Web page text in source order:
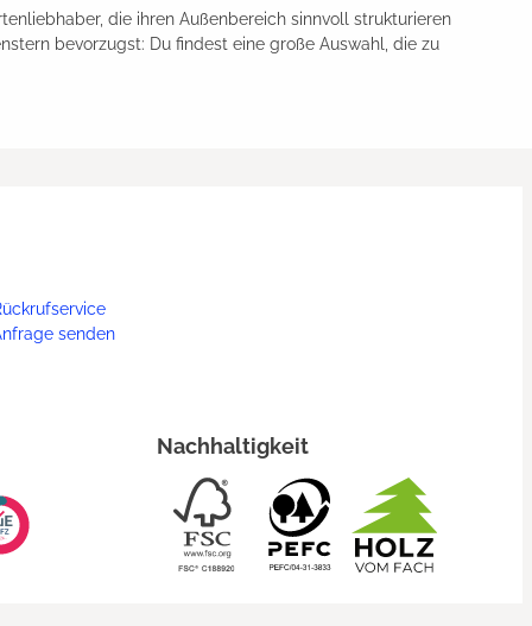
die ihren Außenbereich sinnvoll strukturieren
bevorzugst: Du findest eine große Auswahl, die zu
senden
Nachhaltigkeit